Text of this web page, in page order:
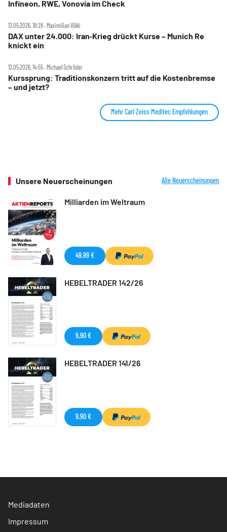
Infineon, RWE, Vonovia im Check
12.05.2026, 18:28 ‧ Maximilian Völkl
DAX unter 24.000: Iran‑Krieg drückt Kurse – Munich Re
knickt ein
12.05.2026, 14:55 ‧ Michael Schröder
Kurssprung: Traditionskonzern tritt auf die Kostenbremse
– und jetzt?
Mehr Carl Zeiss Meditec Empfehlungen
Unsere Neuerscheinungen Alle Neuerscheinungen
Milliarden im Weltraum
49,99 €
HEBELTRADER 142/26
9,90 €
HEBELTRADER 141/26
9,90 €
Mediadaten
Impressum